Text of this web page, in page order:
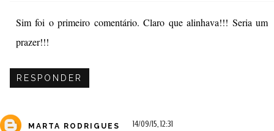
Sim foi o primeiro comentário. Claro que alinhava!!! Seria um
prazer!!!
RESPONDER
MARTA RODRIGUES 14/09/15, 12:31